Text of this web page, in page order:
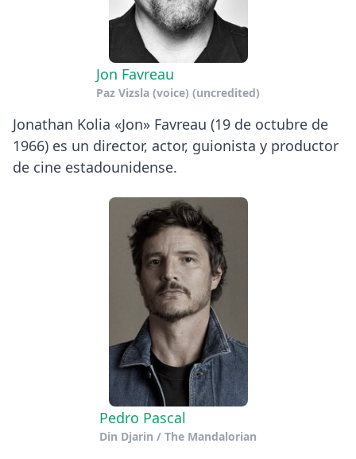
Jon Favreau
Paz Vizsla (voice) (uncredited)
Jonathan Kolia «Jon» Favreau (19 de octubre de
1966) es un director, actor, guionista y productor
de cine estadounidense.
Pedro Pascal
Din Djarin / The Mandalorian